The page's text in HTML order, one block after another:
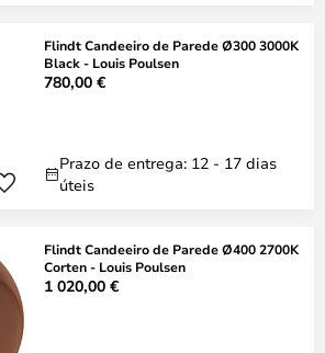
Flindt Candeeiro de Parede Ø300 3000K
Black - Louis Poulsen
780,00 €
Prazo de entrega: 12 - 17 dias
úteis
Flindt Candeeiro de Parede Ø400 2700K
Corten - Louis Poulsen
1 020,00 €